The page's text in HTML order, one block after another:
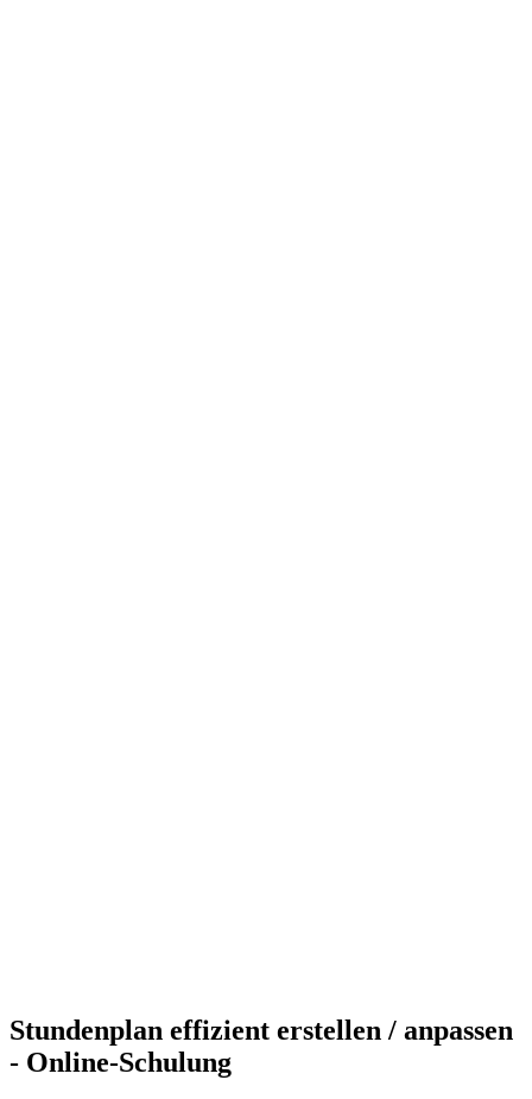
Stundenplan effizient erstellen / anpassen
- Online-Schulung